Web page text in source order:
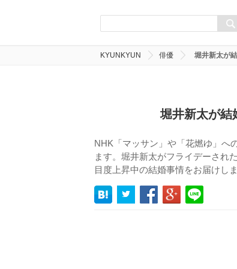
KYUNKYUN 俳優 堀井新太が
堀井新太が結
NHK「マッサン」や「花燃ゆ」へ
ます。堀井新太がフライデーされ
目度上昇中の結婚事情をお届けしま